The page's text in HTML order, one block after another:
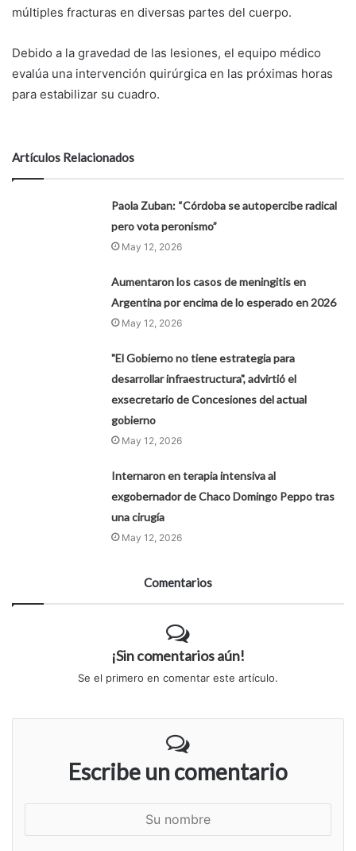
múltiples fracturas en diversas partes del cuerpo.
Debido a la gravedad de las lesiones, el equipo médico
evalúa una intervención quirúrgica en las próximas horas
para estabilizar su cuadro.
Artículos Relacionados
Paola Zuban: “Córdoba se autopercibe radical
pero vota peronismo”
May 12, 2026
Aumentaron los casos de meningitis en
Argentina por encima de lo esperado en 2026
May 12, 2026
"El Gobierno no tiene estrategia para
desarrollar infraestructura", advirtió el
exsecretario de Concesiones del actual
gobierno
May 12, 2026
Internaron en terapia intensiva al
exgobernador de Chaco Domingo Peppo tras
una cirugía
May 12, 2026
Comentarios
¡Sin comentarios aún!
Se el primero en comentar este artículo.
Escribe un comentario